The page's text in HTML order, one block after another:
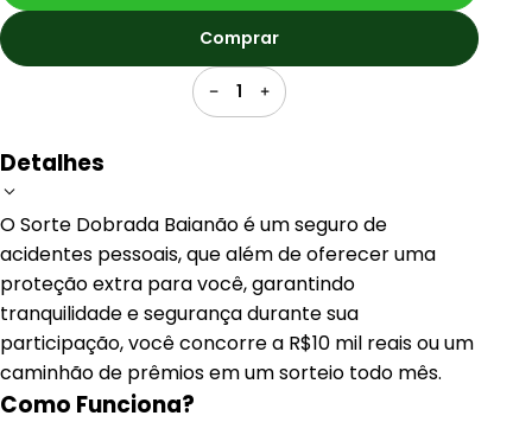
1
Comprar
Detalhes
O Sorte Dobrada Baianão é um seguro de
acidentes pessoais, que além de oferecer uma
proteção extra para você, garantindo
tranquilidade e segurança durante sua
participação, você concorre a R$10 mil reais ou um
caminhão de prêmios em um sorteio todo mês.
Como Funciona?